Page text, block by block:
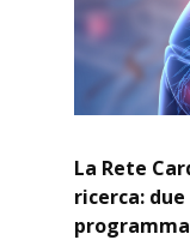
La Rete
ricerca: